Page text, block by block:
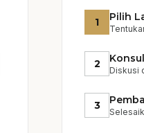
1 Pilih
2
Diskusi
3